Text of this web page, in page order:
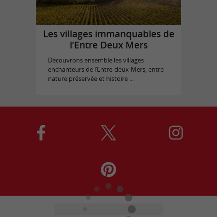
Les villages immanquables de
l’Entre Deux Mers
Découvrons ensemble les villages
enchanteurs de l’Entre-deux-Mers, entre
nature préservée et histoire ...